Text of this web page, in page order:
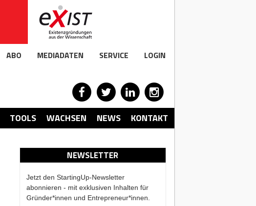
ABO MEDIADATEN SERVICE LOGIN
TOOLS WACHSEN NEWS KONTAKT
NEWSLETTER
Jetzt den StartingUp-Newsletter
abonnieren - mit exklusiven Inhalten für
Gründer*innen und Entrepreneur*innen.